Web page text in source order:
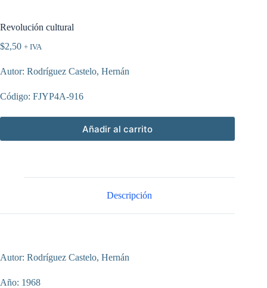
Revolución cultural
$2,50 + IVA
Autor: Rodríguez Castelo, Hernán
Código: FJYP4A-916
Añadir al carrito
Descripción
Autor: Rodríguez Castelo, Hernán
Año: 1968